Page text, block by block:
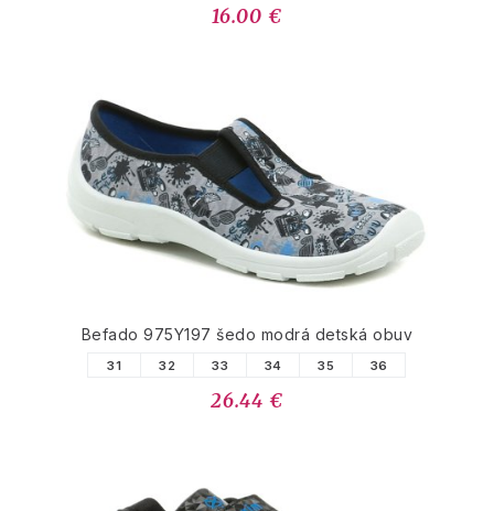
16.00 €
Befado 975Y197 šedo modrá detská obuv
31 32 33 34 35 36
26.44 €